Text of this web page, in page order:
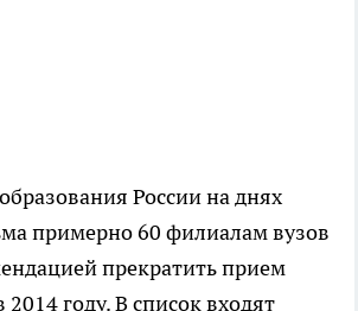
России на днях
примерно 60 филиалам вузов
прекратить прием
2014 году. В список входят